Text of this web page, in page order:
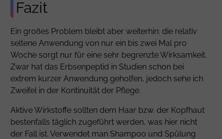
Fazit
Ein großes Problem bleibt aber weiterhin: die relativ
seltene Anwendung von nur ein bis zwei Mal pro
Woche sorgt nur für eine sehr begrenzte Wirksamkeit.
Zwar hat das Erbsenpeptid in Studien schon bei
extrem kurzer Anwendung geholfen, jedoch sehe ich
Zweifel in der Kontinuität der Pflege.
Aktive Wirkstoffe sollten dem Haar bzw. der Kopfhaut
bestenfalls täglich zugeführt werden, was hier nicht
der Fall ist. Verwendet man Shampoo und Spülung